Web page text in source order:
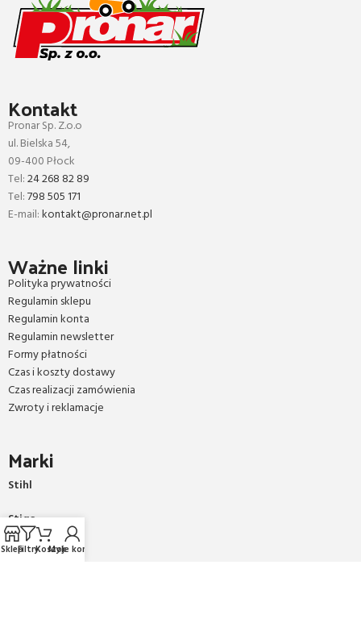
Kontakt
Pronar Sp. Z.o.o
ul. Bielska 54,
09-400 Płock
Tel:24 268 82 89
Tel:798 505 171
E-mail:kontakt@pronar.net.pl
Ważne linki
Polityka prywatności
Regulamin sklepu
Regulamin konta
Regulamin newsletter
Formy płatności
Czas i koszty dostawy
Czas realizacji zamówienia
Zwroty i reklamacje
Marki
Stihl
Stiga
AL-KO
SklepFiltryKoszyk
Moje konto